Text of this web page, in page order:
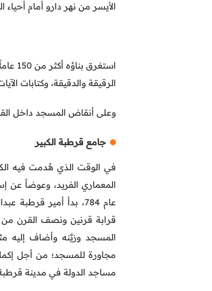
الأيسر من نهر دارو أمام أحياء
الرقيقة والدقيقة، وكتابات
وعلى أنقاض المسجد داخل
جامع قرطبة الكبير
في الوقت الذي هُدمت فيه
المعماري الفريد، وعوضاً عن
عام 784، بدأ أمير
قرابة قرنين ونصف القرن من
مجاورة للمسجد؛ من أجل
مساجد الدولة في مدينة